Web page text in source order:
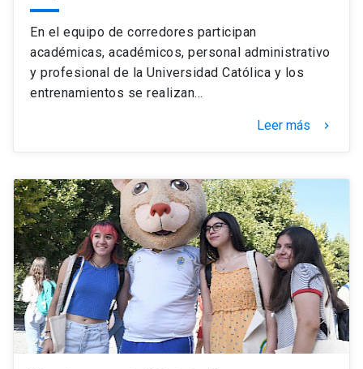
En el equipo de corredores participan
académicas, académicos, personal administrativo
y profesional de la Universidad Católica y los
entrenamientos se realizan…
Leer más keyboard_arrow_right